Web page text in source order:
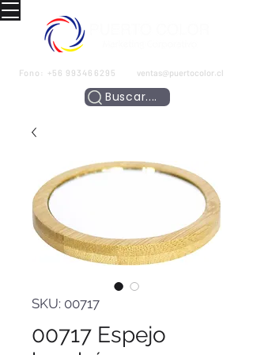
Fono: +56 993466295 ventas@puertocolor.cl
Buscar....
SKU: 00717
00717 Espejo